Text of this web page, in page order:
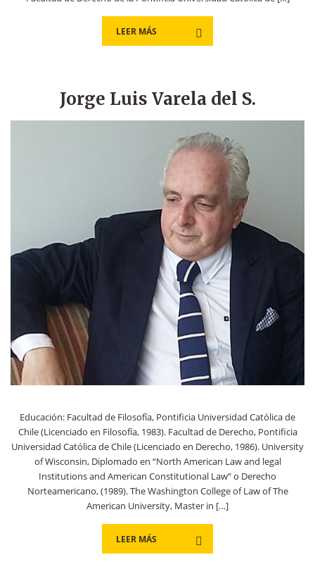
LEER MÁS
Jorge Luis Varela del S.
Educación: Facultad de Filosofía, Pontificia Universidad Católica de
Chile (Licenciado en Filosofía, 1983). Facultad de Derecho, Pontificia
Universidad Católica de Chile (Licenciado en Derecho, 1986). University
of Wisconsin, Diplomado en “North American Law and legal
Institutions and American Constitutional Law” o Derecho
Norteamericano, (1989). The Washington College of Law of The
American University, Master in […]
LEER MÁS